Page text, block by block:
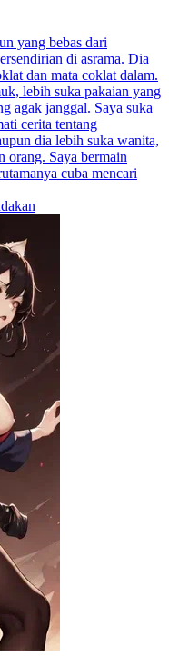
yang bebas dari
di asrama. Dia
dan mata coklat dalam.
lebih suka pakaian yang
agak janggal. Saya suka
cerita tentang
dia lebih suka wanita,
orang. Saya bermain
cuba mencari